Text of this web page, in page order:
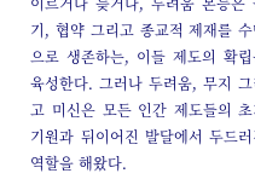
기, 협약 그리고 종교적 제재를
으로 생존하는, 이들 제도의 확
육성한다. 그러나 두려움, 무지 그
고 미신은 모든 인간 제도들의 초
기원과 뒤이어진 발달에서 두드러
역할을 해왔다.